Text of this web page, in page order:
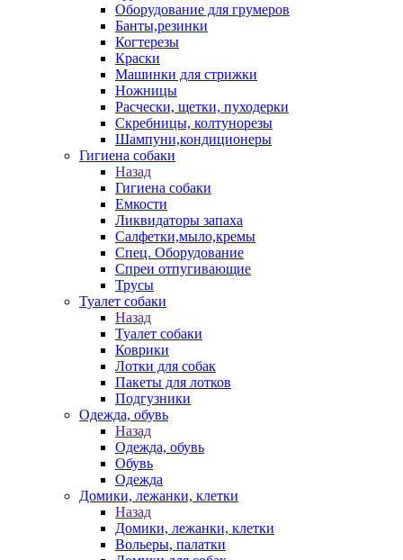
Оборудование для грумеров
Банты,резинки
Когтерезы
Краски
Машинки для стрижки
Ножницы
Расчески, щетки, пуходерки
Скребницы, колтунорезы
Шампуни,кондиционеры
Гигиена собаки
Назад
Гигиена собаки
Емкости
Ликвидаторы запаха
Салфетки,мыло,кремы
Спец. Оборудование
Спреи отпугивающие
Трусы
Туалет собаки
Назад
Туалет собаки
Коврики
Лотки для собак
Пакеты для лотков
Подгузники
Одежда, обувь
Назад
Одежда, обувь
Обувь
Одежда
Домики, лежанки, клетки
Назад
Домики, лежанки, клетки
Вольеры, палатки